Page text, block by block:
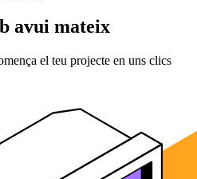
avui mateix
el teu projecte en uns clics